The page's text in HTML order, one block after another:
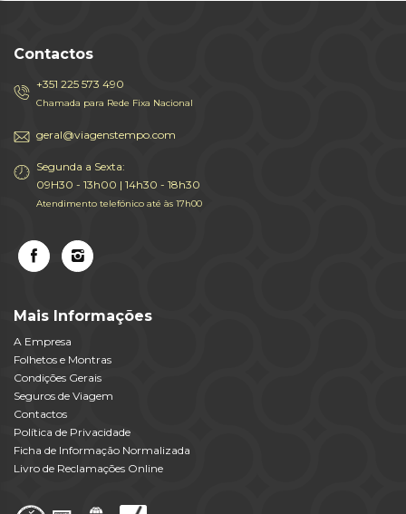
Contactos
+351 225 573 490
Chamada para Rede Fixa Nacional
geral@viagenstempo.com
Segunda a Sexta:
09H30 - 13h00 | 14h30 - 18h30
Atendimento telefónico até às 17h00
Mais Informações
A Empresa
Folhetos e Montras
Condições Gerais
Seguros de Viagem
Contactos
Política de Privacidade
Ficha de Informação Normalizada
Livro de Reclamações Online